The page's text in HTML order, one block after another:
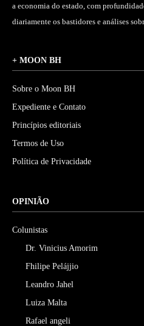
a economia do estado, com
diariamente os bastidores e análises
+ MOON BH
Sobre o Moon BH
Expediente e Contato
Princípios editoriais
Termos de Uso
Política de Privacidade
OPINIÃO
Colunistas
Dr. Vinicius Amorim
Fhilipe Pelájjio
Leandro Jahel
Luiza Malta
Rafael angeli